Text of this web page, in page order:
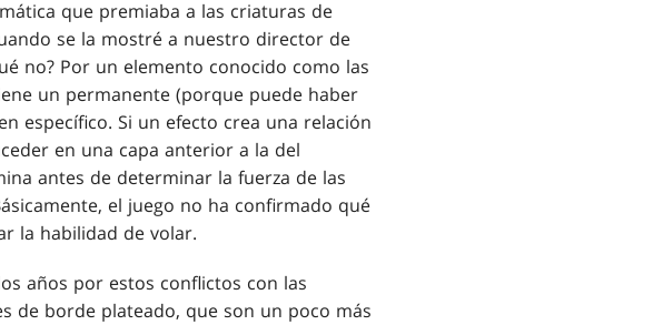
que premiaba a las criaturas de
se la mostré a nuestro director de
no? Por un elemento conocido como las
un permanente (porque puede haber
específico. Si un efecto crea una relación
en una capa anterior a la del
antes de determinar la fuerza de las
el juego no ha confirmado qué
la habilidad de volar.
años por estos conflictos con las
de borde plateado, que son un poco más